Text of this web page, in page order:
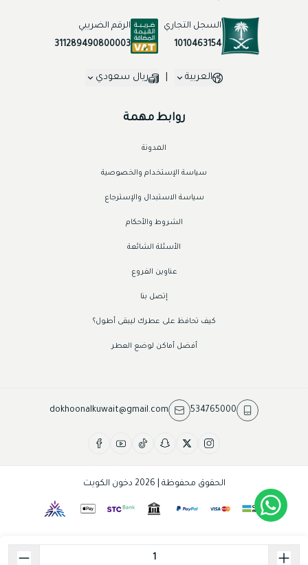
روابط مهمة
المدونة
سياسة الإستخدام والخصوصية
سياسة الاستبدال والإسترجاع
الشروط والأحكام
الأسئلة الشائعة
عناوين الفروع
إتصل بنا
كيف تحافظ على عطرك ليبقى أطول؟
أفضل أماكن لوضع العطر
السجل التجاري
1010463154
الرقم الضريبي
311289490800003
العربية ريال سعودي
534765000
dokhoonalkuwait@gmail.com
الحقوق محفوظة | 2026 دخون الكويت